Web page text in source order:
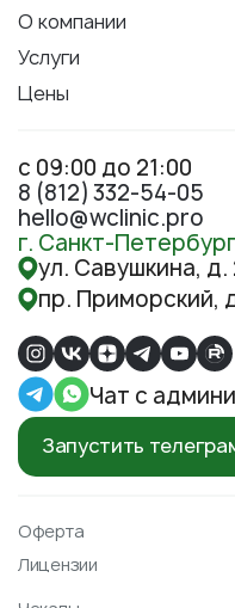
О компании
Услуги
Цены
с 09:00 до 21:00
8 (812) 332-54-05
hello@wclinic.pro
г. Санкт-Петербург
ул. Савушкина, д.
пр. Приморский,
Чат с
Запустить
Оферта
Лицензии